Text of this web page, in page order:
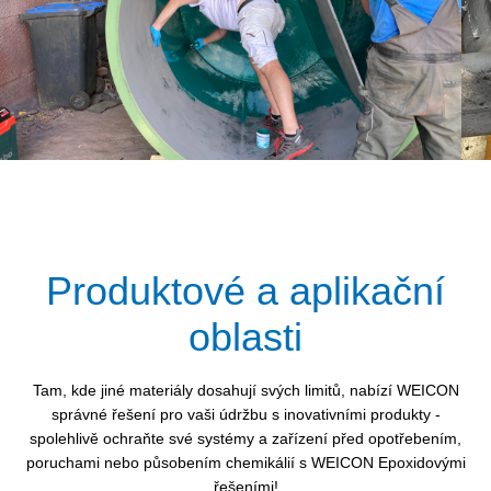
Produktové a aplikační
oblasti
Tam, kde jiné materiály dosahují svých limitů, nabízí WEICON
správné řešení pro vaši údržbu s inovativními produkty -
spolehlivě ochraňte své systémy a zařízení před opotřebením,
poruchami nebo působením chemikálií s WEICON Epoxidovými
řešeními!